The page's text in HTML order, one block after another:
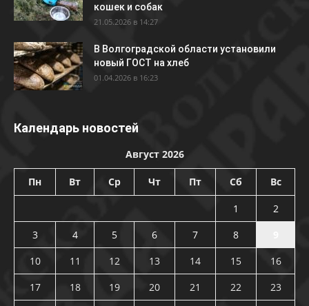
кошек и собак
21.05.2026 в 14:27
В Волгоградской области установили
новый ГОСТ на хлеб
01.04.2026 в 16:23
Календарь новостей
Август 2026
Пн Вт Ср Чт Пт Сб Вс
1
2
3
4 5 6 7 8
10
11 12 13 14 15
16
17
18 19 20 21 22
23